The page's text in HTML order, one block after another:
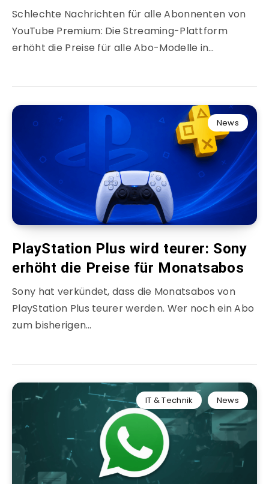
Schlechte Nachrichten für alle Abonnenten von
YouTube Premium: Die Streaming-Plattform
erhöht die Preise für alle Abo-Modelle in…
News
PlayStation Plus wird teurer: Sony
erhöht die Preise für Monatsabos
Sony hat verkündet, dass die Monatsabos von
PlayStation Plus teurer werden. Wer noch ein Abo
zum bisherigen…
IT & Technik News